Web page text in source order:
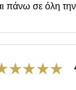
πάνω σε όλη